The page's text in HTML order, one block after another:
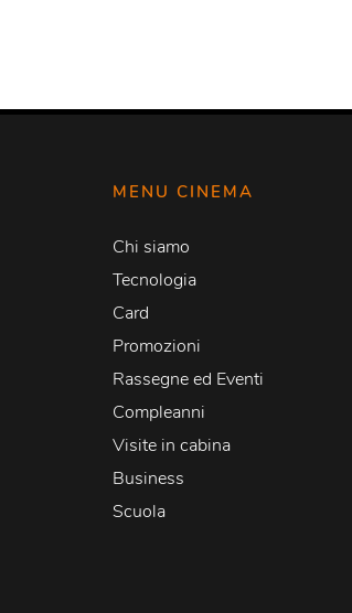
MENU CINEMA
Chi siamo
Tecnologia
Card
Promozioni
Rassegne ed Eventi
Compleanni
Visite in cabina
Business
Scuola